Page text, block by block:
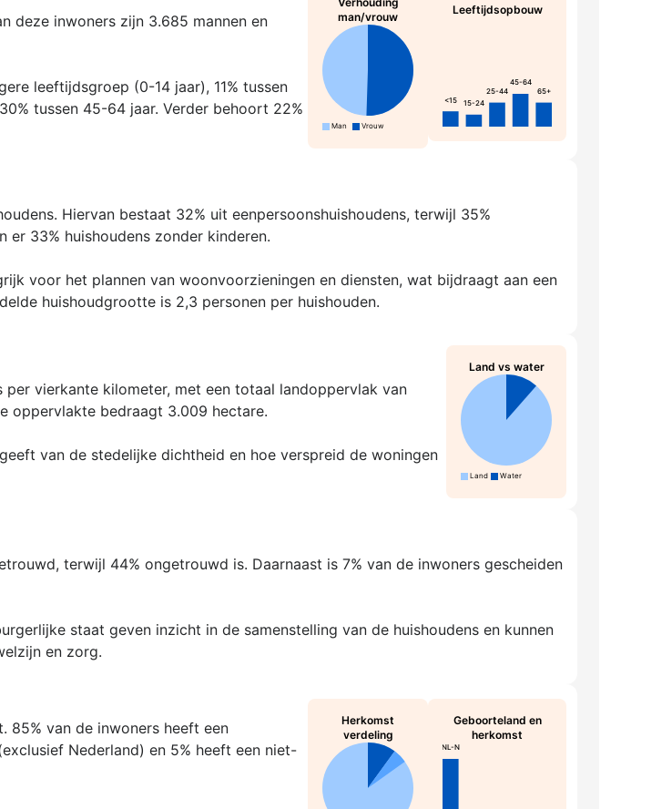
deze inwoners zijn 3.685 mannen en
leeftijdsgroep (0-14 jaar), 11% tussen
tussen 45-64 jaar. Verder behoort 22%
man/vrouw
Man Vrouw
Leeftijdsopbouw
<15 15-24
25-44
45-64
65+
Hiervan bestaat 32% uit eenpersoonshuishoudens, terwijl 35%
er 33% huishoudens zonder kinderen.
voor het plannen van woonvoorzieningen en diensten, wat bijdraagt aan een
huishoudgrootte is 2,3 personen per huishouden.
vierkante kilometer, met een totaal landoppervlak van
oppervlakte bedraagt 3.009 hectare.
van de stedelijke dichtheid en hoe verspreid de woningen
Land vs water
Land Water
terwijl 44% ongetrouwd is. Daarnaast is 7% van de inwoners gescheiden
staat geven inzicht in de samenstelling van de huishoudens en kunnen
en zorg.
85% van de inwoners heeft een
Nederland) en 5% heeft een niet-
Herkomst
verdeling
Geboorteland en
herkomst
NL-N